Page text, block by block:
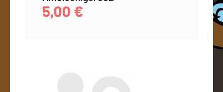
5,00 €